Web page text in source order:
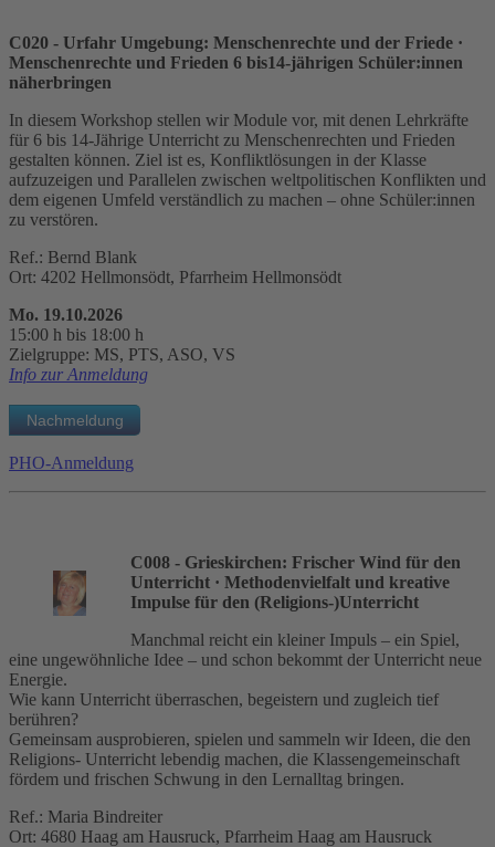
C020 - Urfahr Umgebung: Menschenrechte und der Friede ·
Menschenrechte und Frieden 6 bis14-jährigen Schüler:innen
näherbringen
In diesem Workshop stellen wir Module vor, mit denen Lehrkräfte
für 6 bis 14-Jährige Unterricht zu Menschenrechten und Frieden
gestalten können. Ziel ist es, Konfliktlösungen in der Klasse
aufzuzeigen und Parallelen zwischen weltpolitischen Konflikten und
dem eigenen Umfeld verständlich zu machen – ohne Schüler:innen
zu verstören.
Ref.: Bernd Blank
Ort: 4202 Hellmonsödt, Pfarrheim Hellmonsödt
Mo. 19.10.2026
15:00 h bis 18:00 h
Zielgruppe: MS, PTS, ASO, VS
Info zur Anmeldung
PHO-Anmeldung
C008 - Grieskirchen: Frischer Wind für den
Unterricht · Methodenvielfalt und kreative
Impulse für den (Religions-)Unterricht
Manchmal reicht ein kleiner Impuls – ein Spiel,
eine ungewöhnliche Idee – und schon bekommt der Unterricht neue
Energie.
Wie kann Unterricht überraschen, begeistern und zugleich tief
berühren?
Gemeinsam ausprobieren, spielen und sammeln wir Ideen, die den
Religions- Unterricht lebendig machen, die Klassengemeinschaft
fördem und frischen Schwung in den Lernalltag bringen.
Ref.: Maria Bindreiter
Ort: 4680 Haag am Hausruck, Pfarrheim Haag am Hausruck